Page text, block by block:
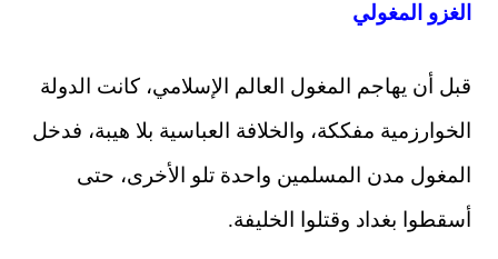
الغزو المغولي
قبل أن يهاجم المغول العالم الإسلامي، كانت الدولة
الخوارزمية مفككة، والخلافة العباسية بلا هيبة، فدخل
المغول مدن المسلمين واحدة تلو الأخرى، حتى
أسقطوا بغداد وقتلوا الخليفة.